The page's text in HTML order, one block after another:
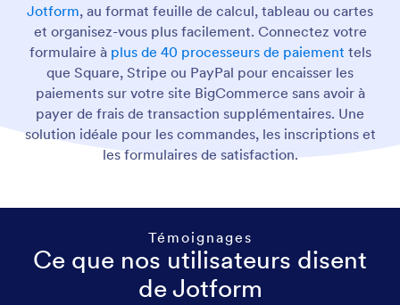
Jotform, au format feuille de calcul, tableau ou cartes
et organisez-vous plus facilement. Connectez votre
formulaire à plus de 40 processeurs de paiement tels
que Square, Stripe ou PayPal pour encaisser les
paiements sur votre site BigCommerce sans avoir à
payer de frais de transaction supplémentaires. Une
solution idéale pour les commandes, les inscriptions et
les formulaires de satisfaction.
Témoignages
Ce que nos utilisateurs disent
de Jotform